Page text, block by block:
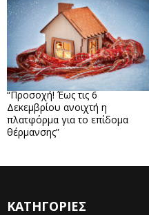
“Προσοχή! Έως τις 6
Δεκεμβρίου ανοιχτή η
πλατφόρμα για το επίδομα
θέρμανσης”
ΚΑΤΗΓΟΡΙΕΣ